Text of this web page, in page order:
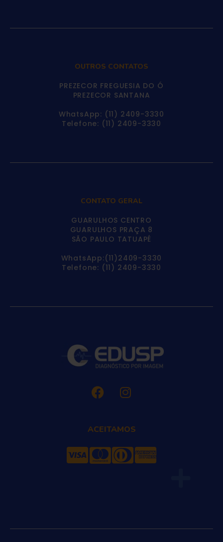
ACEITAMOS
CONTATO GERAL
GUARULHOS CENTRO
GUARULHOS PRAÇA 8
SÃO PAULO TATUAPÉ
WhatsApp:(11)2409-3330
Telefone: (11) 2409-3330
OUTROS CONTATOS
PREZECOR FREGUESIA DO Ó
PREZECOR SANTANA
WhatsApp: (11) 2409-3330
Telefone: (11) 2409-3330